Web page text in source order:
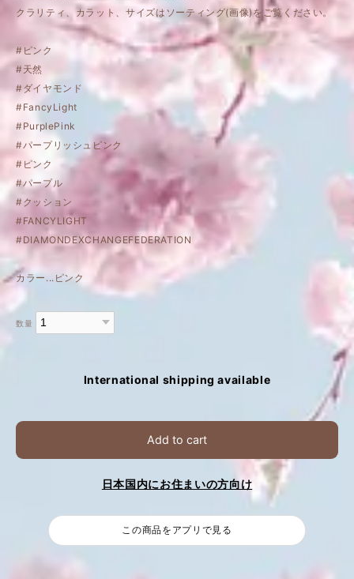
クラリティ、カラット、サイズはソーティング(画像)をご覧ください。
#ピンク
#天然
#ダイヤモンド
#FancyLight
#PurplePink
#パープリッシュピンク
#ピンク
#パープル
#クッション
#FANCYLIGHT
#DIAMONDEXCHANGEFEDERATION
カラー...ピンク
数量
International shipping available
Add to cart
日本国内にお住まいの方向け
この商品をアプリで見る